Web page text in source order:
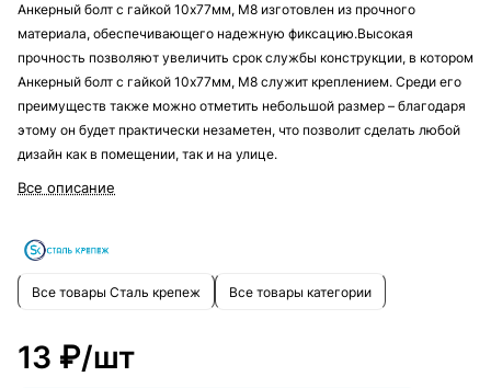
Анкерный болт с гайкой 10х77мм, М8 изготовлен из прочного
материала, обеспечивающего надежную фиксацию.Высокая
прочность позволяют увеличить срок службы конструкции, в котором
Анкерный болт с гайкой 10х77мм, М8 служит креплением. Среди его
преимуществ также можно отметить небольшой размер – благодаря
этому он будет практически незаметен, что позволит сделать любой
дизайн как в помещении, так и на улице.
Все описание
Все товары Сталь крепеж Все товары категории
13 ₽/шт